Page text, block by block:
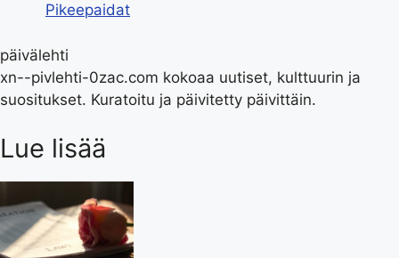
Pikeepaidat
päivälehti
xn--pivlehti-0zac.com kokoaa uutiset, kulttuurin ja
suositukset. Kuratoitu ja päivitetty päivittäin.
Lue lisää